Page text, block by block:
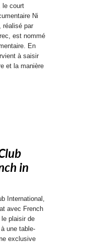
le court
Ni
réalisé par
est nommé
En
à saisir
et la manière
in
International,
avec French
plaisir de
une table-
exclusive